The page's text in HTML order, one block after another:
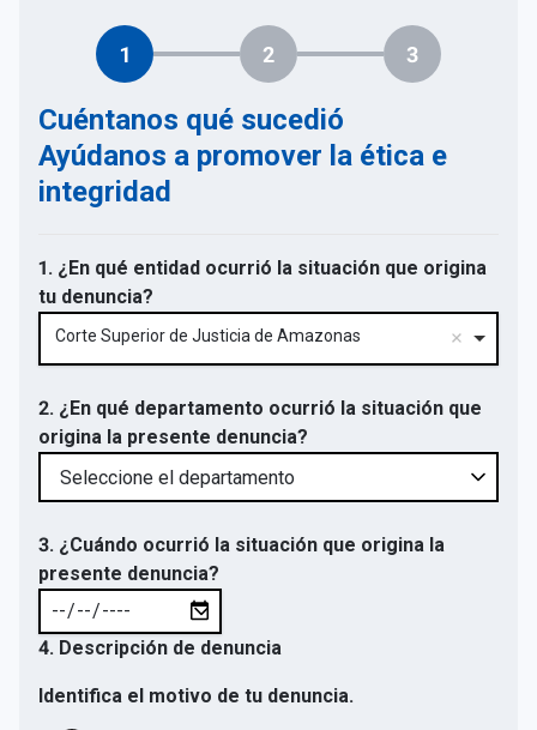
1 2 3
Cuéntanos qué sucedió
Ayúdanos a promover la ética e
integridad
1. ¿En qué entidad ocurrió la situación que origina
tu denuncia?
Corte Superior de Justicia de Amazonas
2. ¿En qué departamento ocurrió la situación que
origina la presente denuncia?
3. ¿Cuándo ocurrió la situación que origina la
presente denuncia?
4. Descripción de denuncia
Identifica el motivo de tu denuncia.